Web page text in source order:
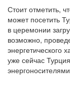
Стоит отметить,
может посетить
в церемонии
возможно,
энергетического
уже сейчас